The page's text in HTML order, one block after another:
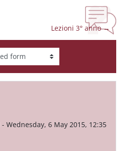
Lezioni 3° anno →
- Wednesday, 6 May 2015, 12:35